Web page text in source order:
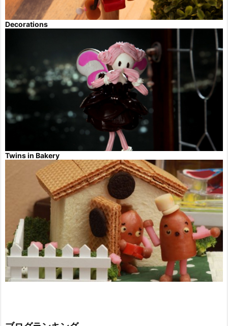
Decorations
Twins in Bakery